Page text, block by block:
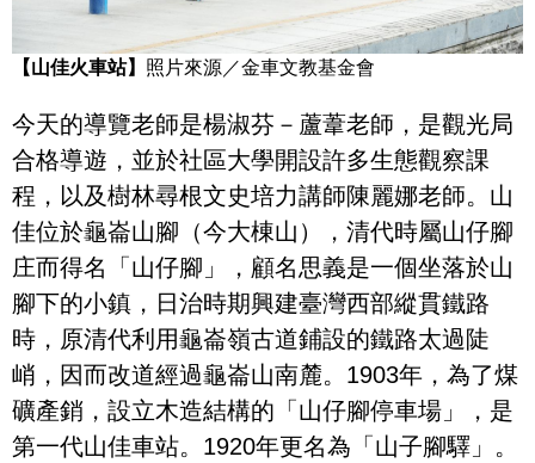
【山佳火車站】 照片來源／金車文教基金會
今天的導覽老師是楊淑芬－蘆葦老師，是觀光局
合格導遊，並於社區大學開設許多生態觀察課
程，以及樹林尋根文史培力講師陳麗娜老師。山
佳位於龜崙山腳（今大棟山），清代時屬山仔腳
庄而得名「山仔腳」，顧名思義是一個坐落於山
腳下的小鎮，日治時期興建臺灣西部縱貫鐵路
時，原清代利用龜崙嶺古道鋪設的鐵路太過陡
峭，因而改道經過龜崙山南麓。1903年，為了煤
礦產銷，設立木造結構的「山仔腳停車場」，是
第一代山佳車站。1920年更名為「山子腳驛」。